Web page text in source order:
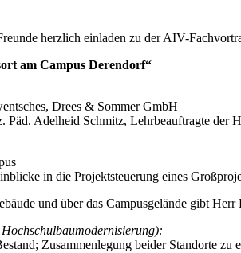
herzlich einladen zu der AIV-
am Campus Derendorf“
Drees & Sommer GmbH
Adelheid Schmitz, Lehrbeauftragte der
in die Projektsteuerung eines
und über das Campusgelände gibt
Zusammenlegung beider Standorte zu